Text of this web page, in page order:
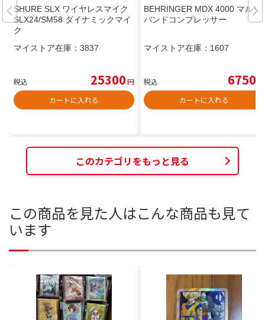
SHURE SLX ワイヤレスマイク
SLX24/SM58 ダイナミックマイ
ク
マイストア在庫： 3837
税込 25300円
カートに入れる
BEHRINGER MDX 4000 マルチ
バンドコンプレッサー
マイストア在庫： 1607
税込 6750
カートに入れる
このカテゴリをもっと見る
この商品を見た人はこんな商品も見て
います